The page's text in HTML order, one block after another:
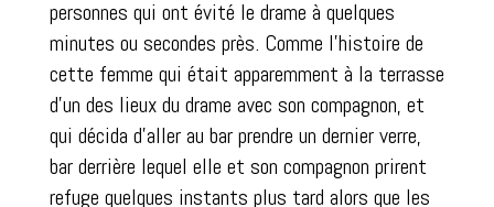
personnes qui ont évité le drame à quelques
minutes ou secondes près. Comme l’histoire de
cette femme qui était apparemment à la terrasse
d’un des lieux du drame avec son compagnon, et
qui décida d’aller au bar prendre un dernier verre,
bar derrière lequel elle et son compagnon prirent
refuge quelques instants plus tard alors que les